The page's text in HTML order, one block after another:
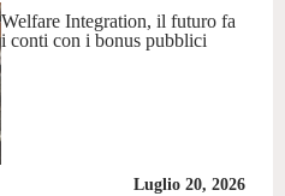
Welfare Integration, il futuro fa
i conti con i bonus pubblici
Luglio 20, 2026